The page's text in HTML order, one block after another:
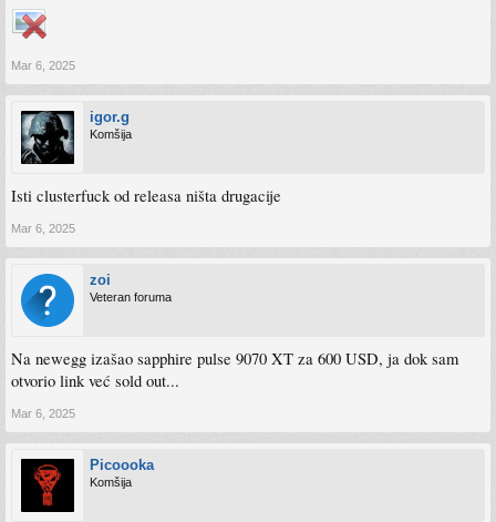
Mar 6, 2025
igor.g
Komšija
Isti clusterfuck od releasa ništa drugacije
Mar 6, 2025
zoi
Veteran foruma
Na newegg izašao sapphire pulse 9070 XT za 600 USD, ja dok sam
otvorio link već sold out...
Mar 6, 2025
Picoooka
Komšija